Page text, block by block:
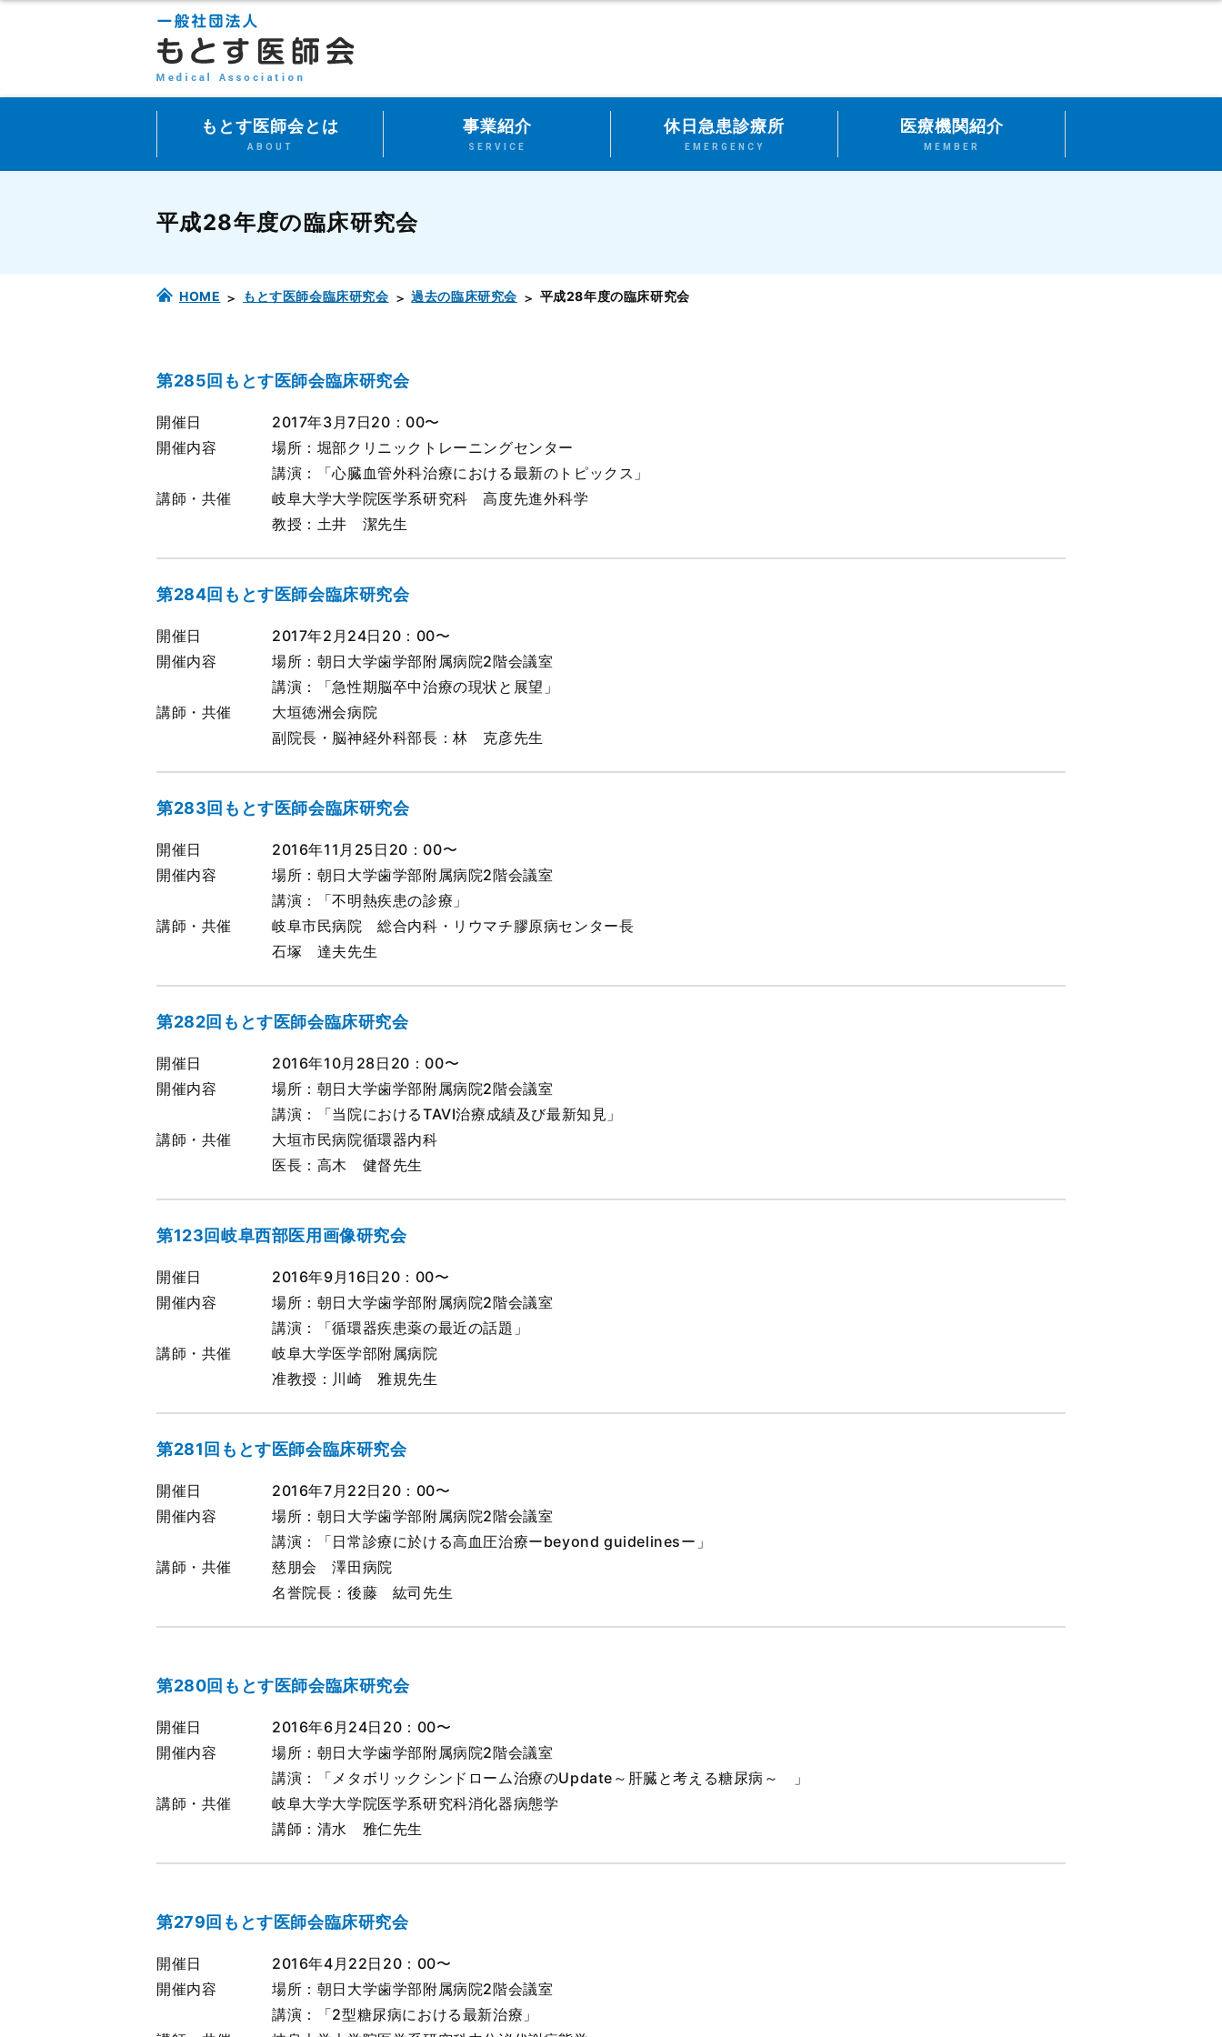
もとす医師会とは
ABOUT
事業紹介
SERVICE
休日急患診療所
EMERGENCY
医療機関紹介
MEMBER
平成28年度の臨床研究会
HOME もとす医師会臨床研究会 過去の臨床研究会 平成28年度の臨床研究会
第285回もとす医師会臨床研究会
開催日
2017年3月7日20：00〜
開催内容
場所：堀部クリニックトレーニングセンター
講演：「心臓血管外科治療における最新のトピックス」
講師・共催
岐阜大学大学院医学系研究科 高度先進外科学
教授：土井 潔先生
第284回もとす医師会臨床研究会
開催日
2017年2月24日20：00〜
開催内容
場所：朝日大学歯学部附属病院2階会議室
講演：「急性期脳卒中治療の現状と展望」
講師・共催
大垣徳洲会病院
副院長・脳神経外科部長：林 克彦先生
第283回もとす医師会臨床研究会
開催日
2016年11月25日20：00〜
開催内容
場所：朝日大学歯学部附属病院2階会議室
講演：「不明熱疾患の診療」
講師・共催
岐阜市民病院 総合内科・リウマチ膠原病センター長
石塚 達夫先生
第282回もとす医師会臨床研究会
開催日
2016年10月28日20：00〜
開催内容
場所：朝日大学歯学部附属病院2階会議室
講演：「当院におけるTAVI治療成績及び最新知見」
講師・共催
大垣市民病院循環器内科
医長：高木 健督先生
第123回岐阜西部医用画像研究会
開催日
2016年9月16日20：00〜
開催内容
場所：朝日大学歯学部附属病院2階会議室
講演：「循環器疾患薬の最近の話題」
講師・共催
岐阜大学医学部附属病院
准教授：川崎 雅規先生
第281回もとす医師会臨床研究会
開催日
2016年7月22日20：00〜
開催内容
場所：朝日大学歯学部附属病院2階会議室
講演：「日常診療に於ける高血圧治療ーbeyond guidelinesー」
講師・共催
慈朋会 澤田病院
名誉院長：後藤 紘司先生
第280回もとす医師会臨床研究会
開催日
2016年6月24日20：00〜
開催内容
場所：朝日大学歯学部附属病院2階会議室
講演：「メタボリックシンドローム治療のUpdate～肝臓と考える糖尿病～ 」
講師・共催
岐阜大学大学院医学系研究科消化器病態学
講師：清水 雅仁先生
第279回もとす医師会臨床研究会
開催日
2016年4月22日20：00〜
開催内容
場所：朝日大学歯学部附属病院2階会議室
講演：「2型糖尿病における最新治療」